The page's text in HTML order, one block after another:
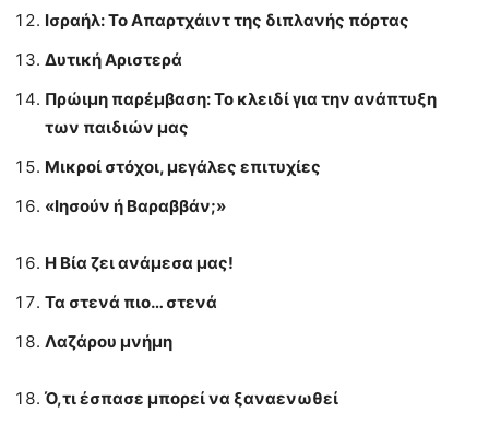
Ισραήλ: Το Απαρτχάιντ της διπλανής πόρτας
Δυτική Αριστερά
Πρώιμη παρέμβαση: Το κλειδί για την ανάπτυξη
των παιδιών µας
Μικροί στόχοι, μεγάλες επιτυχίες
«Ιησούν ή Βαραββάν;»
Η Βία ζει ανάμεσα μας!
Τα στενά πιο… στενά
Λαζάρου μνήμη
Ό,τι έσπασε μπορεί να ξαναενωθεί